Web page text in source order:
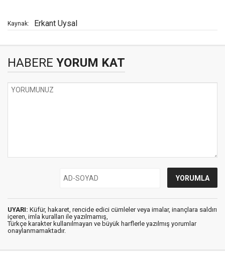
Kaynak: Erkant Uysal
HABERE YORUM KAT
UYARI: Küfür, hakaret, rencide edici cümleler veya imalar, inançlara saldırı
içeren, imla kuralları ile yazılmamış,
Türkçe karakter kullanılmayan ve büyük harflerle yazılmış yorumlar
onaylanmamaktadır.